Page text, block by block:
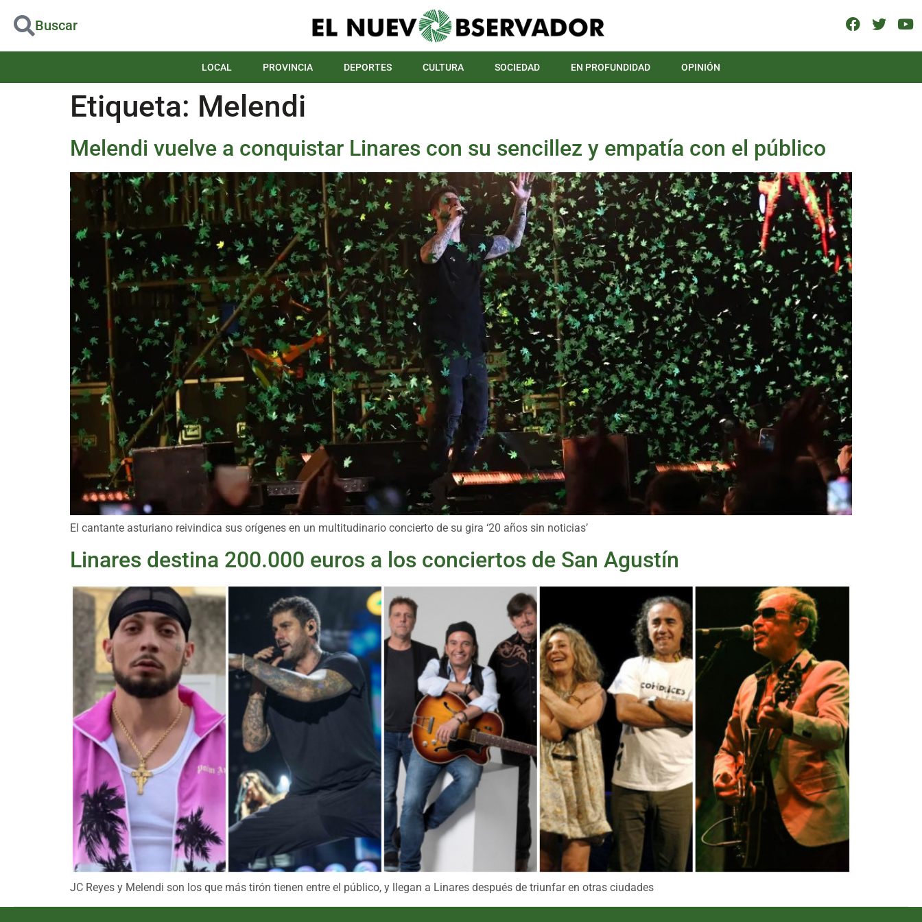
Buscar
LOCAL PROVINCIA DEPORTES CULTURA SOCIEDAD EN PROFUNDIDAD OPINIÓN
Etiqueta: Melendi
Melendi vuelve a conquistar Linares con su sencillez y empatía con el público
El cantante asturiano reivindica sus orígenes en un multitudinario concierto de su gira ‘20 años sin noticias’
Linares destina 200.000 euros a los conciertos de San Agustín
JC Reyes y Melendi son los que más tirón tienen entre el público, y llegan a Linares después de triunfar en otras ciudades